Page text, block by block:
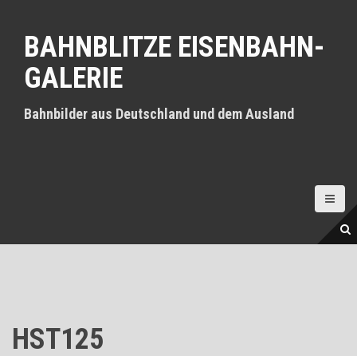
t
BAHNBLITZE EISENBAHN-
GALERIE
Bahnbilder aus Deutschland und dem Ausland
HST125